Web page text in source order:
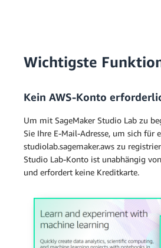
Wichtigste
Kein AWS-Konto
Um mit SageMaker Studio Lab zu
Sie Ihre E-Mail-Adresse, um sich für
studiolab.sagemaker.aws zu
Studio Lab-Konto ist unabhängig
und erfordert keine Kreditkarte.